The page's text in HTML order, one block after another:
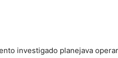
investigado planejava